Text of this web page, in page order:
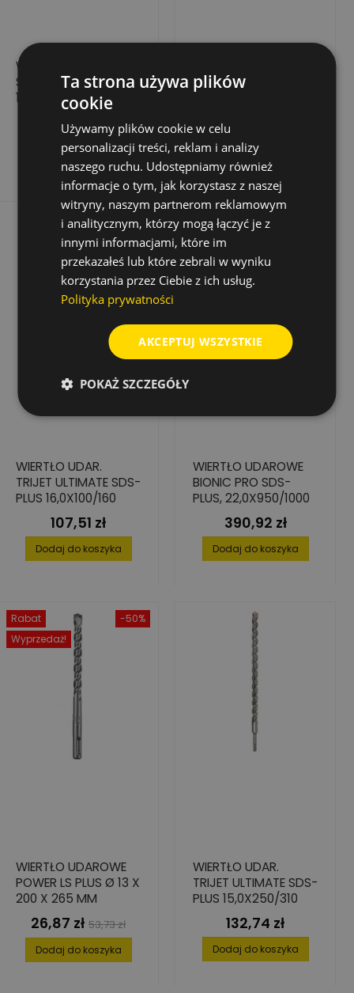
WIERTŁO UDAROWE
SHARX SDS-PLUS
10X150/215
Cena
23,78 zł
podstawowa
47,56 zł
Dodaj do koszyka
GRANITE POWER 6
MM X 150/90 MM
Cena
13,75 zł
Dodaj do koszyka
WIERTŁO UDAR.
TRIJET ULTIMATE SDS-
PLUS 16,0X100/160
Cena
107,51 zł
Dodaj do koszyka
WIERTŁO UDAROWE
BIONIC PRO SDS-
PLUS, 22,0X950/1000
Cena
390,92 zł
Dodaj do koszyka
-50%
Rabat
Wyprzedaż!
WIERTŁO UDAROWE
POWER LS PLUS Ø 13 X
200 X 265 MM
Cena
26,87 zł Cena
podstawowa
53,73 zł
Dodaj do koszyka
WIERTŁO UDAR.
TRIJET ULTIMATE SDS-
PLUS 15,0X250/310
Cena
132,74 zł
Dodaj do koszyka
Ta strona używa plików
cookie
Używamy plików cookie w celu
personalizacji treści, reklam i analizy
naszego ruchu. Udostępniamy również
informacje o tym, jak korzystasz z naszej
witryny, naszym partnerom reklamowym
i analitycznym, którzy mogą łączyć je z
innymi informacjami, które im
przekazałeś lub które zebrali w wyniku
korzystania przez Ciebie z ich usług.
Polityka prywatności
AKCEPTUJ WSZYSTKIE
POKAŻ SZCZEGÓŁY